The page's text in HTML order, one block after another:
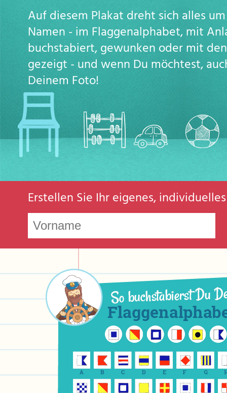
Auf diesem Plakat dreht sich alles
Namen - im Flaggenalphabet, mit
buchstabiert, gewunken oder mit
gezeigt - und wenn Du möchtest,
Deinem Foto!
Erstellen Sie Ihr eigenes,